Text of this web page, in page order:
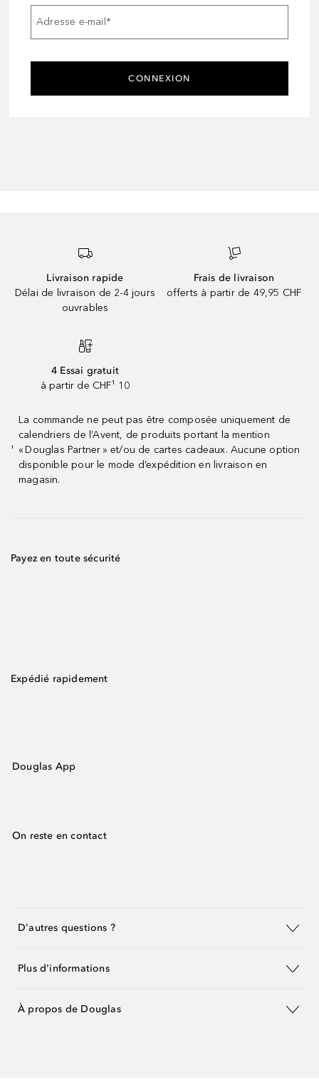
Adresse e-mail*
CONNEXION
Livraison rapide
Délai de livraison de 2-4 jours
ouvrables
Frais de livraison
offerts à partir de 49,95 CHF
4 Essai gratuit
à partir de CHF¹ 10
¹
La commande ne peut pas être composée uniquement de
calendriers de l’Avent, de produits portant la mention
« Douglas Partner » et/ou de cartes cadeaux. Aucune option
disponible pour le mode d’expédition en livraison en
magasin.
Payez en toute sécurité
Expédié rapidement
Douglas App
On reste en contact
D'autres questions ?
Plus d'informations
À propos de Douglas